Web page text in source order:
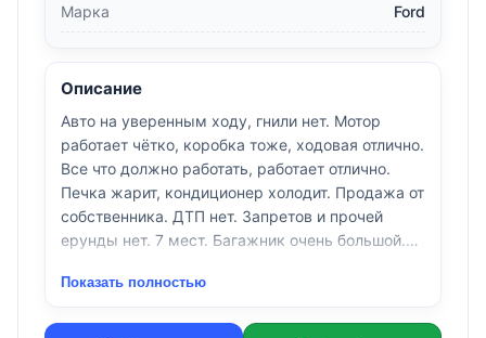
Марка Ford
Описание
Авто на уверенным ходу, гнили нет. Мотор
работает чётко, коробка тоже, ходовая отлично.
Все что должно работать, работает отлично.
Печка жарит, кондиционер холодит. Продажа от
собственника. ДТП нет. Запретов и прочей
ерунды нет. 7 мест. Багажник очень большой.
Все фото этого авто.
Показать полностью